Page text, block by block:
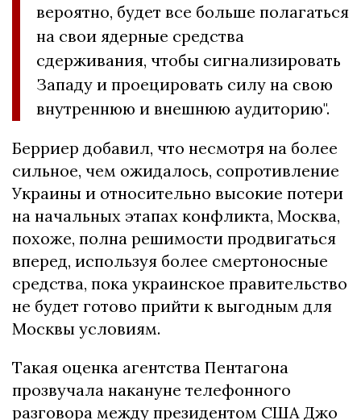
вероятно, будет все больше полагаться
на свои ядерные средства
сдерживания, чтобы сигнализировать
Западу и проецировать силу на свою
внутреннюю и внешнюю аудиторию".
Берриер добавил, что несмотря на более
сильное, чем ожидалось, сопротивление
Украины и относительно высокие потери
на начальных этапах конфликта, Москва,
похоже, полна решимости продвигаться
вперед, используя более смертоносные
средства, пока украинское правительство
не будет готово прийти к выгодным для
Москвы условиям.
Такая оценка агентства Пентагона
прозвучала накануне телефонного
разговора между президентом США Джо